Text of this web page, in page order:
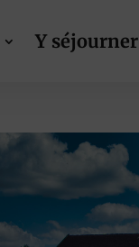
Y séjourner